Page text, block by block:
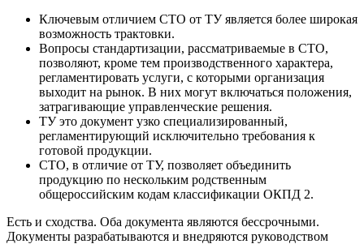
Ключевым отличием СТО от ТУ является более широкая
возможность трактовки.
Вопросы стандартизации, рассматриваемые в СТО,
позволяют, кроме тем производственного характера,
регламентировать услуги, с которыми организация
выходит на рынок. В них могут включаться положения,
затрагивающие управленческие решения.
ТУ это документ узко специализированный,
регламентирующий исключительно требования к
готовой продукции.
СТО, в отличие от ТУ, позволяет объединить
продукцию по нескольким родственным
общероссийским кодам классификации ОКПД 2.
Есть и сходства. Оба документа являются бессрочными.
Документы разрабатываются и внедряются руководством